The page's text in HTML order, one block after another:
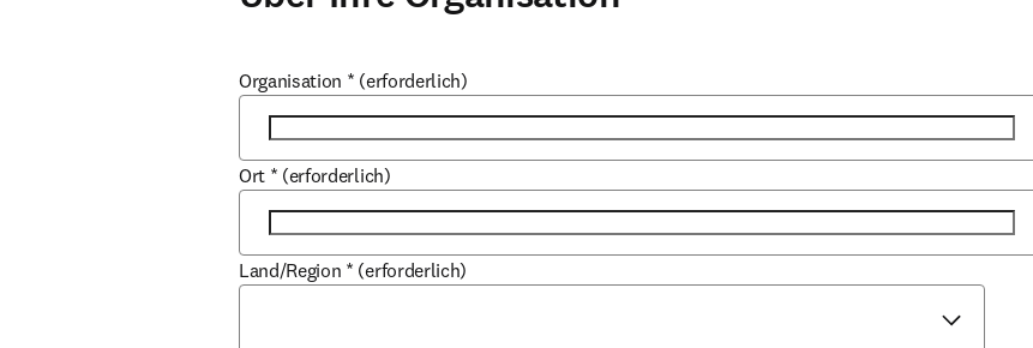
Organisation * (erforderlich)
Ort * (erforderlich)
Land/Region * (erforderlich)